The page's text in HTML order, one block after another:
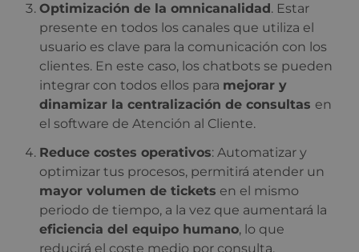
Optimización de la omnicanalidad. Estar
presente en todos los canales que utiliza el
usuario es clave para la comunicación con los
clientes. En este caso, los chatbots se pueden
integrar con todos ellos para mejorar y
dinamizar la centralización de consultas en
el software de Atención al Cliente.
Reduce costes operativos: Automatizar y
optimizar tus procesos, permitirá atender un
mayor volumen de tickets en el mismo
periodo de tiempo, a la vez que aumentará la
eficiencia del equipo humano, lo que
reducirá el coste medio por consulta.